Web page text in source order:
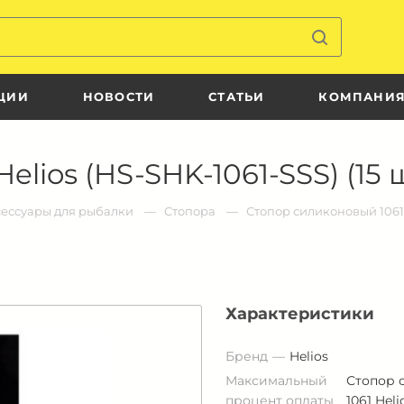
НОВОСТИ СТАТЬИ
(HS-SHK-1061-SSS) (15
для рыбалки Стопора Стопор силиконовый 1061
Характеристики
Бренд
Helios
Максимальный
Стопор